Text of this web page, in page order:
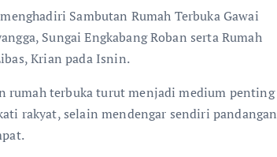
Sambutan Rumah Terbuka Gawai
Sungai Engkabang Roban serta Rumah
Krian pada Isnin.
rumah terbuka turut menjadi medium penting
rakyat, selain mendengar sendiri pandangan